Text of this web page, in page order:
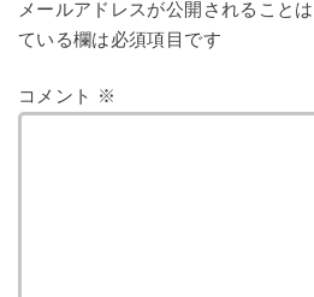
メールアドレスが公開されることは
ている欄は必須項目です
コメント ※